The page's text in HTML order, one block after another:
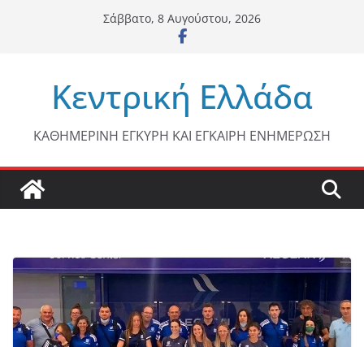
Σάββατο, 8 Αυγούστου, 2026
Κεντρική Ελλάδα
ΚΑΘΗΜΕΡΙΝΗ ΕΓΚΥΡΗ ΚΑΙ ΕΓΚΑΙΡΗ ΕΝΗΜΕΡΩΣΗ